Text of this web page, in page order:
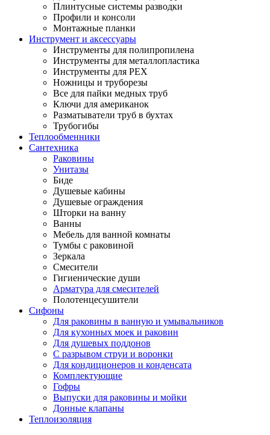
Плинтусные системы разводки
Профили и консоли
Монтажные планки
Инструмент и аксессуары
Инструменты для полипропилена
Инструменты для металлопластика
Инструменты для PEX
Ножницы и труборезы
Все для пайки медных труб
Ключи для американок
Разматыватели труб в бухтах
Трубогибы
Теплообменники
Сантехника
Раковины
Унитазы
Биде
Душевые кабины
Душевые ограждения
Шторки на ванну
Ванны
Мебель для ванной комнаты
Тумбы с раковиной
Зеркала
Смесители
Гигиенические души
Арматура для смесителей
Полотенцесушители
Сифоны
Для раковины в ванную и умывальников
Для кухонных моек и раковин
Для душевых поддонов
С разрывом струи и воронки
Для кондиционеров и конденсата
Комплектующие
Гофры
Выпуски для раковины и мойки
Донные клапаны
Теплоизоляция